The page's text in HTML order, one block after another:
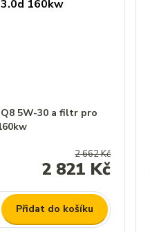
5W-30 a filtr pro
2 662 Kč
2 821 Kč
Přidat do košíku